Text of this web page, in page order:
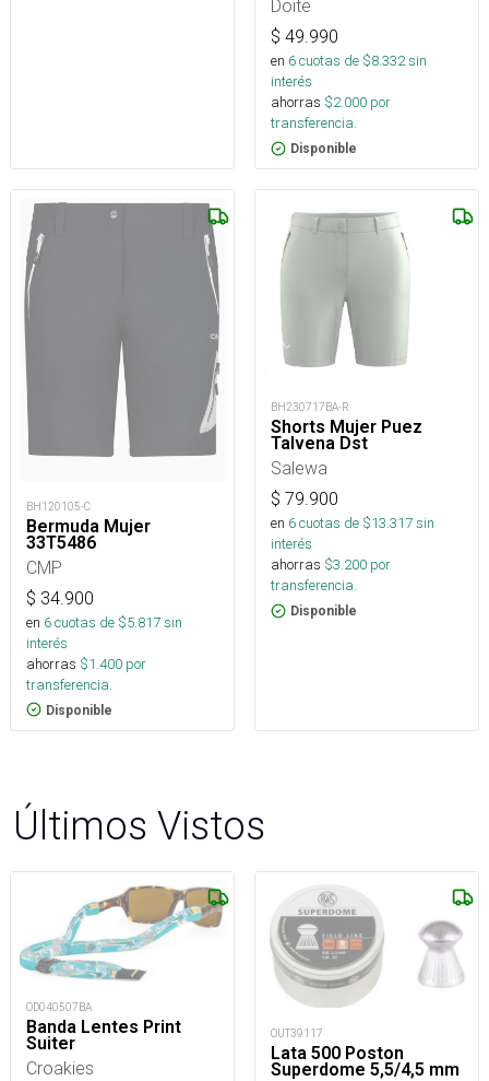
Doite
$ 49.990
en 6cuotas de $8.332sin
interés
ahorras $2.000 por
transferencia.
Disponible
BH120105-C
Bermuda Mujer
33T5486
CMP
$ 34.900
en 6cuotas de $5.817sin
interés
ahorras $1.400 por
transferencia.
Disponible
BH230717BA-R
Shorts Mujer Puez
Talvena Dst
Salewa
$ 79.900
en 6cuotas de $13.317sin
interés
ahorras $3.200 por
transferencia.
Disponible
Últimos Vistos
OD040507BA
Banda Lentes Print
Suiter
Croakies
OUT39117
Lata 500 Poston
Superdome 5,5/4,5 mm